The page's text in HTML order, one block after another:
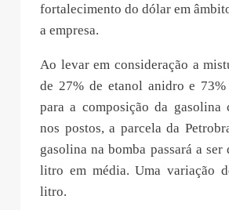
fortalecimento do dólar em
a empresa.
Ao levar em consideração a
de 27% de etanol anidro e
para a composição da gasolina
nos postos, a parcela da
gasolina na bomba passará a
litro em média. Uma variação
litro.